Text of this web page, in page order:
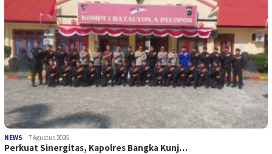
NEWS 7 Agustus 2026
Perkuat Sinergitas, Kapolres Bangka Kunj…